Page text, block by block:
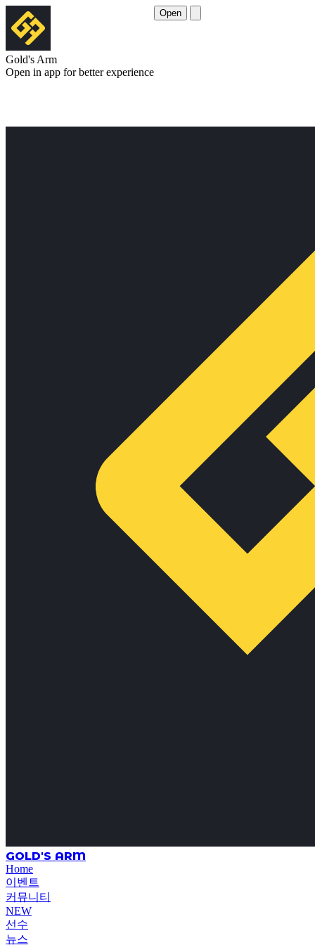
Gold's Arm
Open in app for better experience
Open
GOLD'S ARM
Home
이벤트
커뮤니티
NEW
선수
뉴스